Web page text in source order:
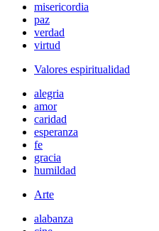
misericordia
paz
verdad
virtud
Valores espiritualidad
alegria
amor
caridad
esperanza
fe
gracia
humildad
Arte
alabanza